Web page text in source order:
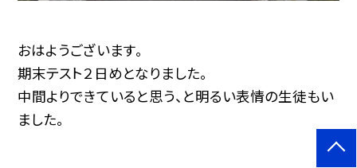
おはようございます。
期末テスト２日めとなりました。
中間よりできていると思う、と明るい表情の生徒もい
ました。